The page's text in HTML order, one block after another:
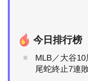
今日排行榜
MLB／大谷
尾蛇終止7連